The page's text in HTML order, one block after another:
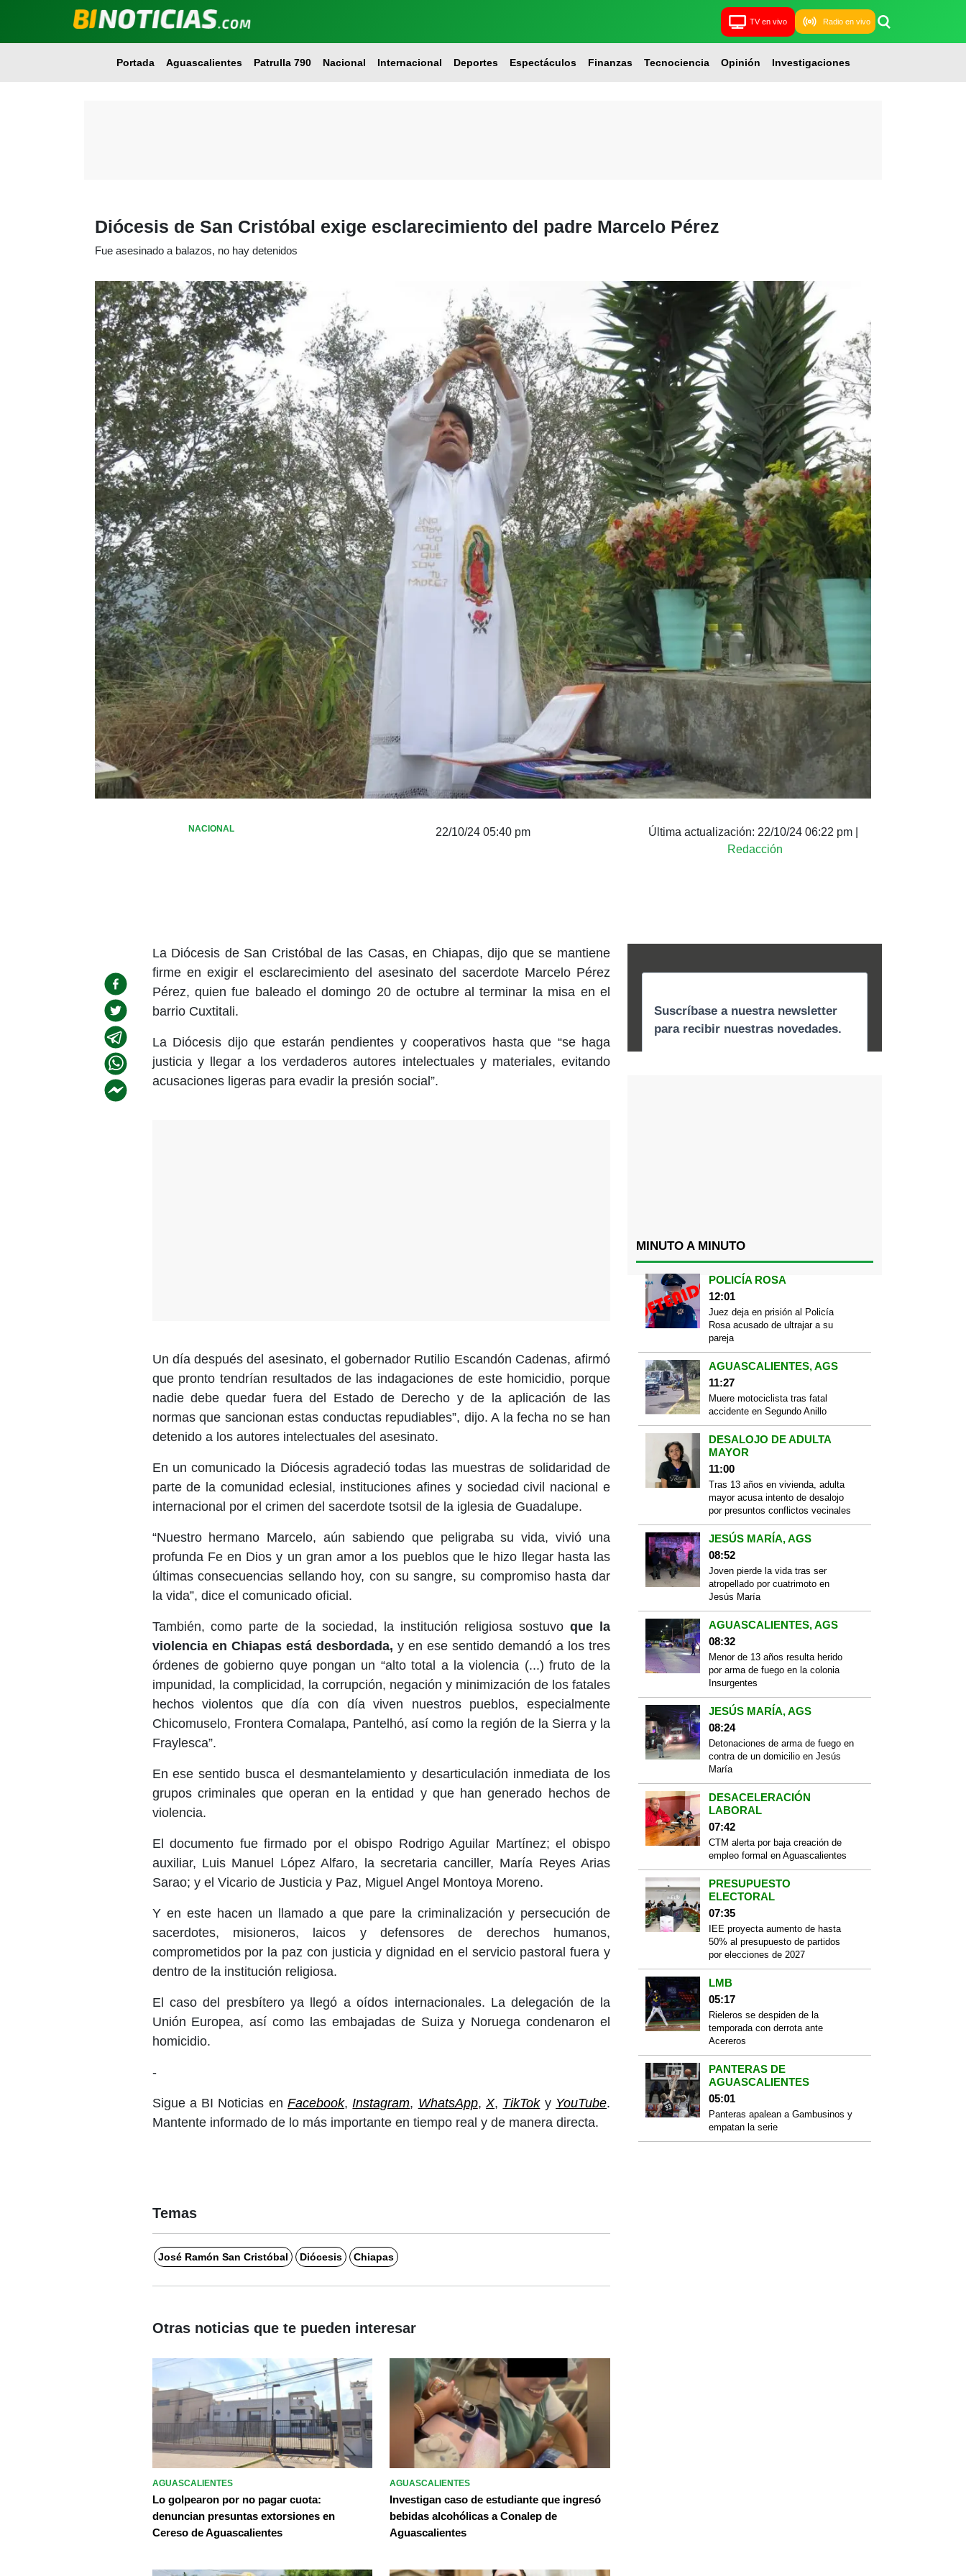
TV en vivo Radio en vivo
Portada Aguascalientes Patrulla 790 Nacional Internacional Deportes Espectáculos Finanzas Tecnociencia Opinión Investigaciones
Diócesis de San Cristóbal exige esclarecimiento del padre Marcelo Pérez
Fue asesinado a balazos, no hay detenidos
NACIONAL 22/10/24 05:40 pm Última actualización: 22/10/24 06:22 pm
Redacción
La Diócesis de San Cristóbal de las Casas, en Chiapas, dijo que se mantiene
firme en exigir el esclarecimiento del asesinato del sacerdote Marcelo Pérez
Pérez, quien fue baleado el domingo 20 de octubre al terminar la misa en el
barrio Cuxtitali.
La Diócesis dijo que estarán pendientes y cooperativos hasta que “se haga
justicia y llegar a los verdaderos autores intelectuales y materiales, evitando
acusaciones ligeras para evadir la presión social”.
Un día después del asesinato, el gobernador Rutilio Escandón Cadenas, afirmó
que pronto tendrían resultados de las indagaciones de este homicidio, porque
nadie debe quedar fuera del Estado de Derecho y de la aplicación de las
normas que sancionan estas conductas repudiables”, dijo. A la fecha no se han
detenido a los autores intelectuales del asesinato.
En un comunicado la Diócesis agradeció todas las muestras de solidaridad de
parte de la comunidad eclesial, instituciones afines y sociedad civil nacional e
internacional por el crimen del sacerdote tsotsil de la iglesia de Guadalupe.
“Nuestro hermano Marcelo, aún sabiendo que peligraba su vida, vivió una
profunda Fe en Dios y un gran amor a los pueblos que le hizo llegar hasta las
últimas consecuencias sellando hoy, con su sangre, su compromiso hasta dar
la vida”, dice el comunicado oficial.
También, como parte de la sociedad, la institución religiosa sostuvoque la
violencia en Chiapas está desbordada, y en ese sentido demandó a los tres
órdenes de gobierno quye pongan un “alto total a la violencia (...) fruto de la
impunidad, la complicidad, la corrupción, negación y minimización de los fatales
hechos violentos que día con día viven nuestros pueblos, especialmente
Chicomuselo, Frontera Comalapa, Pantelhó, así como la región de la Sierra y la
Fraylesca”.
En ese sentido busca el desmantelamiento y desarticulación inmediata de los
grupos criminales que operan en la entidad y que han generado hechos de
violencia.
El documento fue firmado por el obispo Rodrigo Aguilar Martínez; el obispo
auxiliar, Luis Manuel López Alfaro, la secretaria canciller, María Reyes Arias
Sarao; y el Vicario de Justicia y Paz, Miguel Angel Montoya Moreno.
Y en este hacen un llamado a que pare la criminalización y persecución de
sacerdotes, misioneros, laicos y defensores de derechos humanos,
comprometidos por la paz con justicia y dignidad en el servicio pastoral fuera y
dentro de la institución religiosa.
El caso del presbítero ya llegó a oídos internacionales. La delegación de la
Unión Europea, así como las embajadas de Suiza y Noruega condenaron el
homicidio.
-
Sigue a BI Noticias enFacebook,Instagram, WhatsApp,X, TikToky YouTube.
Mantente informado de lo más importante en tiempo real y de manera directa.
Temas
José Ramón San Cristóbal Diócesis Chiapas
MINUTO A MINUTO
POLICÍA ROSA
12:01
Juez deja en prisión al Policía
Rosa acusado de ultrajar a su
pareja
AGUASCALIENTES, AGS
11:27
Muere motociclista tras fatal
accidente en Segundo Anillo
DESALOJO DE ADULTA
MAYOR
11:00
Tras 13 años en vivienda, adulta
mayor acusa intento de desalojo
por presuntos conflictos vecinales
JESÚS MARÍA, AGS
08:52
Joven pierde la vida tras ser
atropellado por cuatrimoto en
Jesús María
AGUASCALIENTES, AGS
08:32
Menor de 13 años resulta herido
por arma de fuego en la colonia
Insurgentes
JESÚS MARÍA, AGS
08:24
Detonaciones de arma de fuego en
contra de un domicilio en Jesús
María
DESACELERACIÓN
LABORAL
07:42
CTM alerta por baja creación de
empleo formal en Aguascalientes
PRESUPUESTO
ELECTORAL
07:35
IEE proyecta aumento de hasta
50% al presupuesto de partidos
por elecciones de 2027
LMB
05:17
Rieleros se despiden de la
temporada con derrota ante
Acereros
PANTERAS DE
AGUASCALIENTES
05:01
Panteras apalean a Gambusinos y
empatan la serie
Otras noticias que te pueden interesar
AGUASCALIENTES
Lo golpearon por no pagar cuota:
denuncian presuntas extorsiones en
Cereso de Aguascalientes
AGUASCALIENTES
Investigan caso de estudiante que ingresó
bebidas alcohólicas a Conalep de
Aguascalientes